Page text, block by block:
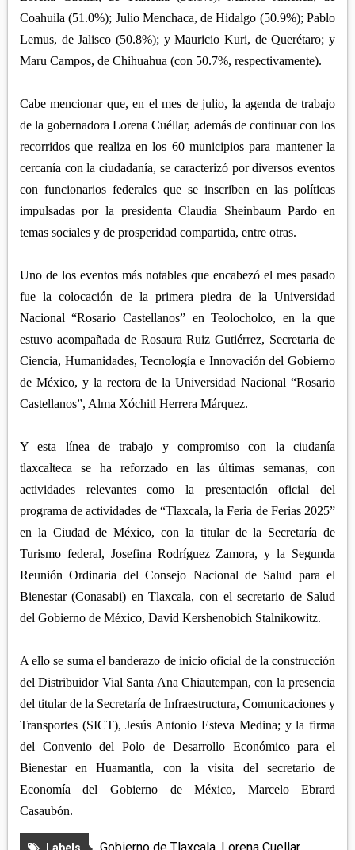
Coahuila (51.0%); Julio Menchaca, de Hidalgo (50.9%); Pablo
Lemus, de Jalisco (50.8%); y Mauricio Kuri, de Querétaro; y
Maru Campos, de Chihuahua (con 50.7%, respectivamente).
Cabe mencionar que, en el mes de julio, la agenda de trabajo
de la gobernadora Lorena Cuéllar, además de continuar con los
recorridos que realiza en los 60 municipios para mantener la
cercanía con la ciudadanía, se caracterizó por diversos eventos
con funcionarios federales que se inscriben en las políticas
impulsadas por la presidenta Claudia Sheinbaum Pardo en
temas sociales y de prosperidad compartida, entre otras.
Uno de los eventos más notables que encabezó el mes pasado
fue la colocación de la primera piedra de la Universidad
Nacional “Rosario Castellanos” en Teolocholco, en la que
estuvo acompañada de Rosaura Ruiz Gutiérrez, Secretaria de
Ciencia, Humanidades, Tecnología e Innovación del Gobierno
de México, y la rectora de la Universidad Nacional “Rosario
Castellanos”, Alma Xóchitl Herrera Márquez.
Y esta línea de trabajo y compromiso con la ciudanía
tlaxcalteca se ha reforzado en las últimas semanas, con
actividades relevantes como la presentación oficial del
programa de actividades de “Tlaxcala, la Feria de Ferias 2025”
en la Ciudad de México, con la titular de la Secretaría de
Turismo federal, Josefina Rodríguez Zamora, y la Segunda
Reunión Ordinaria del Consejo Nacional de Salud para el
Bienestar (Conasabi) en Tlaxcala, con el secretario de Salud
del Gobierno de México, David Kershenobich Stalnikowitz.
A ello se suma el banderazo de inicio oficial de la construcción
del Distribuidor Vial Santa Ana Chiautempan, con la presencia
del titular de la Secretaría de Infraestructura, Comunicaciones y
Transportes (SICT), Jesús Antonio Esteva Medina; y la firma
del Convenio del Polo de Desarrollo Económico para el
Bienestar en Huamantla, con la visita del secretario de
Economía del Gobierno de México, Marcelo Ebrard
Casaubón.